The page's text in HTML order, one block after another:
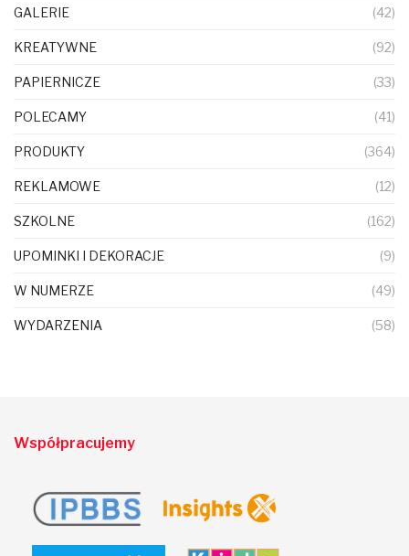
GALERIE (42)
KREATYWNE (92)
PAPIERNICZE (33)
POLECAMY (41)
PRODUKTY (364)
REKLAMOWE (12)
SZKOLNE (162)
UPOMINKI I DEKORACJE (9)
W NUMERZE (49)
WYDARZENIA (58)
Współpracujemy